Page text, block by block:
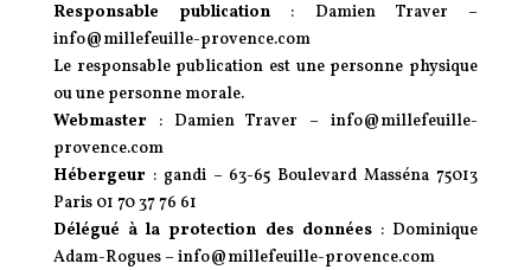
Responsable publication : Damien Traver –
info@millefeuille-provence.com
Le responsable publication est une personne physique
ou une personne morale.
Webmaster : Damien Traver – info@millefeuille-
provence.com
Hébergeur : gandi – 63-65 Boulevard Masséna 75013
Paris 01 70 37 76 61
Délégué à la protection des données: Dominique
Adam-Rogues – info@millefeuille-provence.com